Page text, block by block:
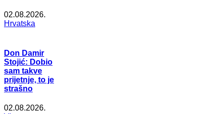
02.08.2026.
Hrvatska
Don Damir
Stojić: Dobio
sam takve
prijetnje, to je
strašno
02.08.2026.